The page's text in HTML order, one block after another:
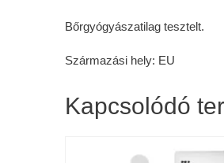
Bőrgyógyászatilag tesztelt.
Származási hely: EU
Kapcsolódó